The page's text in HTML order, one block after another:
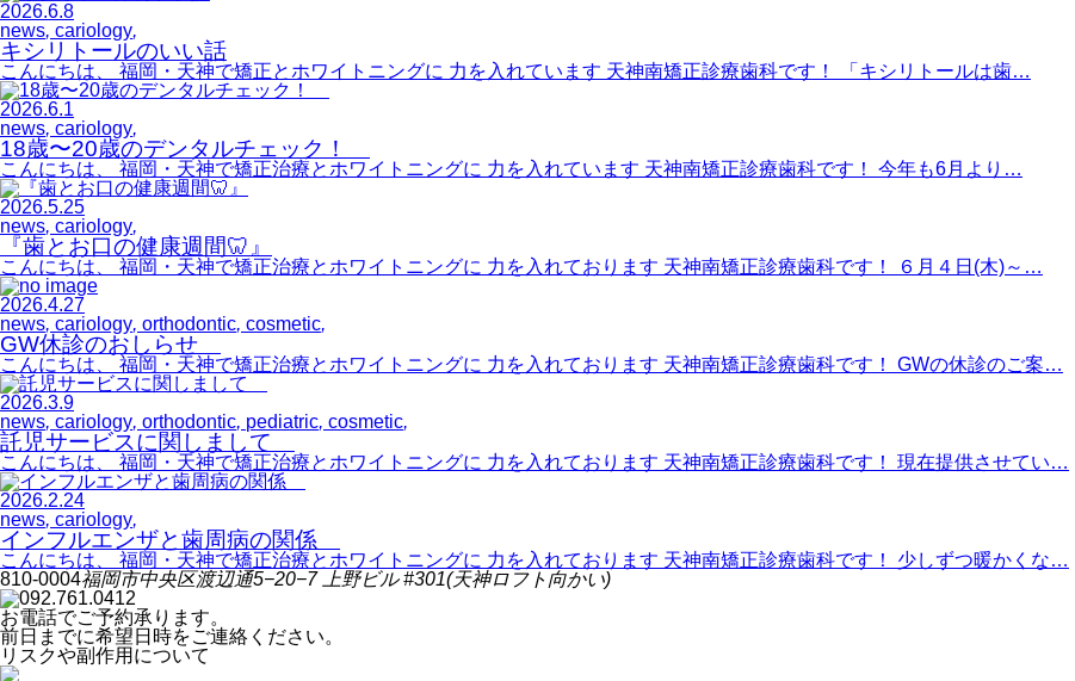
2026.6.8
news, cariology,
キシリトールのいい話
こんにちは、 福岡・天神で矯正とホワイトニングに 力を入れています 天神南矯正診療歯科です！ 「キシリトールは歯…
2026.6.1
news, cariology,
18歳〜20歳のデンタルチェック！
こんにちは、 福岡・天神で矯正治療とホワイトニングに 力を入れています 天神南矯正診療歯科です！ 今年も6月より…
2026.5.25
news, cariology,
『歯とお口の健康週間🦷』
こんにちは、 福岡・天神で矯正治療とホワイトニングに 力を入れております 天神南矯正診療歯科です！ ６月４日(木)～…
2026.4.27
news, cariology, orthodontic, cosmetic,
GW休診のおしらせ
こんにちは、 福岡・天神で矯正治療とホワイトニングに 力を入れております 天神南矯正診療歯科です！ GWの休診のご案…
2026.3.9
news, cariology, orthodontic, pediatric, cosmetic,
託児サービスに関しまして
こんにちは、 福岡・天神で矯正治療とホワイトニングに 力を入れております 天神南矯正診療歯科です！ 現在提供させてい…
2026.2.24
news, cariology,
インフルエンザと歯周病の関係
こんにちは、 福岡・天神で矯正治療とホワイトニングに 力を入れております 天神南矯正診療歯科です！ 少しずつ暖かくな…
810-0004福岡市中央区渡辺通5−20−7上野ビル#301(天神ロフト向かい)
092.761.0412
お電話でご予約承ります。
前日までに希望日時をご連絡ください。
リスクや副作用について